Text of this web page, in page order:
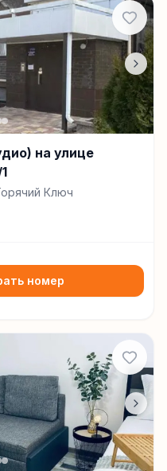
на улице
Ключ
номер